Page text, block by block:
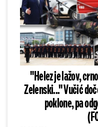
"Helez je lažov,
Zelenski..." Vučić
poklone, pa